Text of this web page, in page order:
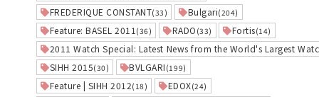
FREDERIQUE CONSTANT(33) Bulgari(204)
Feature: BASEL 2011 (36) RADO (33) Fortis(14)
2011 Watch Special: Latest News from the World's Largest
SIHH 2015(30) BVLGARI (199)
Feature | SIHH 2012(18) EDOX(24)